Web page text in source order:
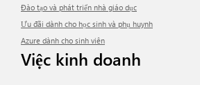
Đào tạo và phát triển nhà giáo dục
Ưu đãi dành cho học sinh và phụ huynh
Azure dành cho sinh viên
Việc kinh doanh